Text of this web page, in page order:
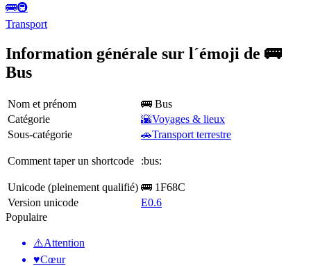
🚌🚇
Transport
Information générale sur l´émoji de 🚌
Bus
Nom et prénom
🚌 Bus
Catégorie
🌇Voyages & lieux
Sous-catégorie
🚗Transport terrestre
Comment taper un shortcode :bus:
Unicode (pleinement qualifié) 🚌 1F68C
Version unicode
E0.6
Populaire
⚠️Attention
♥️Cœur